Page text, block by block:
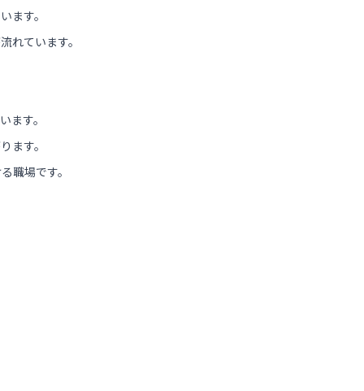
ます。
れています。
ます。
ます。
職場です。